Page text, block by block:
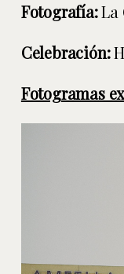
Fotografía:La
Celebración:
Fotogramas